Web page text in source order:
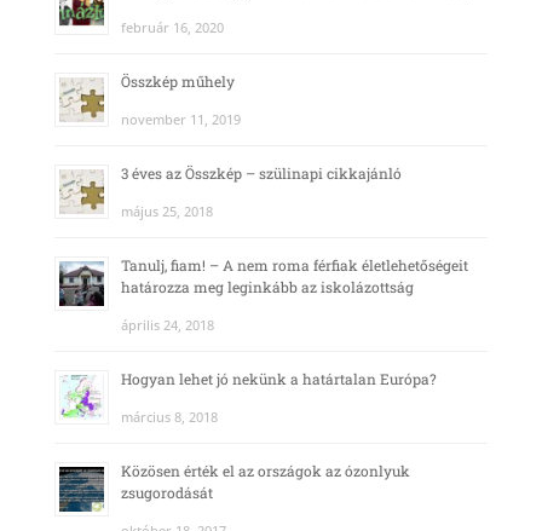
február 16, 2020
Összkép műhely
november 11, 2019
3 éves az Összkép – szülinapi cikkajánló
május 25, 2018
Tanulj, fiam! – A nem roma férfiak életlehetőségeit
határozza meg leginkább az iskolázottság
április 24, 2018
Hogyan lehet jó nekünk a határtalan Európa?
március 8, 2018
Közösen érték el az országok az ózonlyuk
zsugorodását